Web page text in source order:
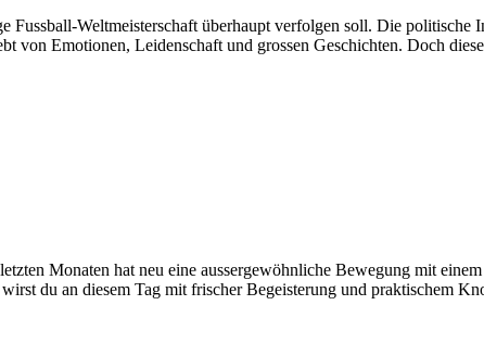
Fussball-Weltmeisterschaft überhaupt verfolgen soll. Die
von Emotionen, Leidenschaft und grossen Geschichten. Doch
Monaten hat neu eine aussergewöhnliche Bewegung mit
du an diesem Tag mit frischer Begeisterung und praktischem